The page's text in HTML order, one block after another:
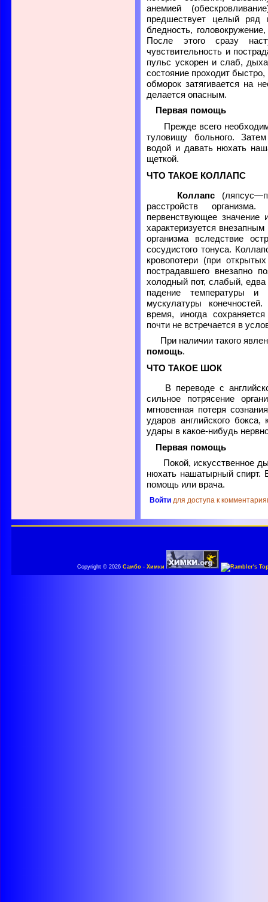
анемией
предшествует целый ряд
бледность,
После этого сразу
чувствительность и
пульс ускорен и слаб,
состояние проходит быстро,
обморок затягивается на
делается опасным.
Первая помощь
Прежде всего
туловищу больного.
водой и давать нюхать
щеткой.
ЧТО ТАКОЕ КОЛЛАПС
Коллапс
расстройств
первенствующее значение
характеризуется
организма вследствие
сосудистого тонуса.
кровопотери (при
пострадавшего внезапно
холодный пот, слабый,
падение температуры и
мускулатуры
время, иногда
почти не встречается в
При наличии такого
помощь.
ЧТО ТАКОЕ ШОК
В переводе с
сильное потрясение
мгновенная потеря
ударов английского
удары в какое-нибудь
Первая помощь
Покой, искусственное
нюхать нашатырный спирт.
помощь или врача.
Войти для доступа к
Copyright © 2026Самбо - Химки